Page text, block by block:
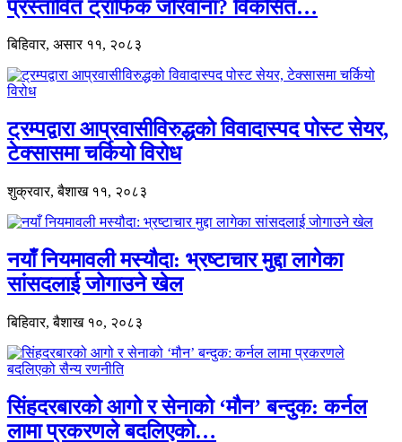
प्रस्तावित ट्राफिक जरिवाना? विकसित…
बिहिवार, असार ११, २०८३
ट्रम्पद्वारा आप्रवासीविरुद्धको विवादास्पद पोस्ट सेयर,
टेक्सासमा चर्कियो विरोध
शुक्रवार, बैशाख ११, २०८३
नयाँ नियमावली मस्यौदा: भ्रष्टाचार मुद्दा लागेका
सांसदलाई जोगाउने खेल
बिहिवार, बैशाख १०, २०८३
सिंहदरबारको आगो र सेनाको ‘मौन’ बन्दुक: कर्नल
लामा प्रकरणले बदलिएको…